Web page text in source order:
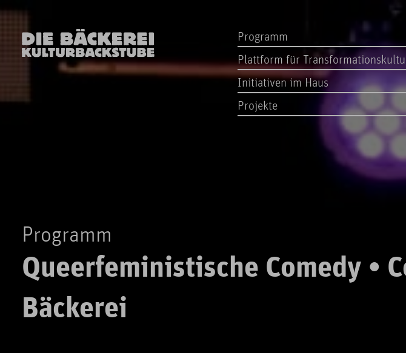
Programm
Plattform für
Initiativen im Haus
Projekte
Programm
Queerfeministische Comedy •
Bäckerei